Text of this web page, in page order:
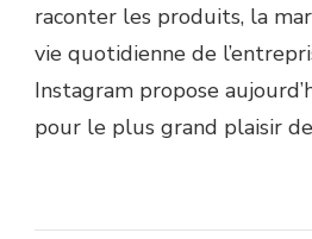
raconter les produits, la
vie quotidienne de
Instagram propose
pour le plus grand plaisir